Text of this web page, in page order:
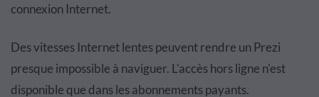
connexion Internet.
Des vitesses Internet lentes peuvent rendre un Prezi
presque impossible à naviguer. L'accès hors ligne n'est
disponible que dans les abonnements payants.